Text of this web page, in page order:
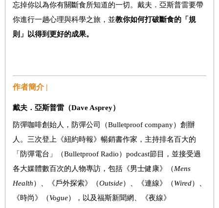
忘掉你以為你有關斷食所知道的一切。戴夫 ． 亞斯普雷要帶
你進行一趟心理與科學之旅，並教你如何打破斷食的「規
則」以得到更好的成果。
作者簡介 |
戴夫 ． 亞斯普雷 （Dave Asprey）
防彈咖啡創始人 ， 防彈公司 （Bulletproof company） 創辦
人。三次登上《紐約時報》暢銷書作家 ， 主持排名百大的
「防彈電台」
（Bulletproof Radio） podcast節目 ， 並接受過
各大媒體數百次的人物專訪 ， 包括《男士健康》 （Mens
Health） 、《戶外探索》 （Outside） 、《連線》 （Wired）
《時尚》
（Vogue）， 以及福斯新聞網、《夜線》